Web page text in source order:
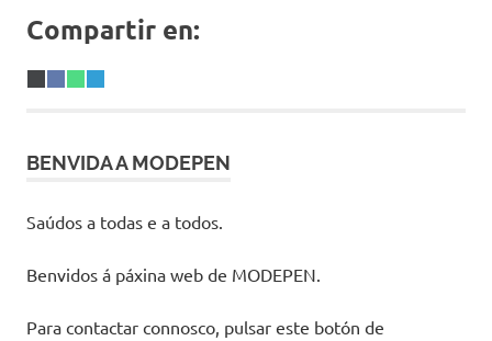
Compartir en:
Share
X Share
Facebook
Share
WhatsApp
Share
Telegram
BENVIDA A MODEPEN
Saúdos a todas e a todos.
Benvidos á páxina web de MODEPEN.
Para contactar connosco, pulsar este botón de